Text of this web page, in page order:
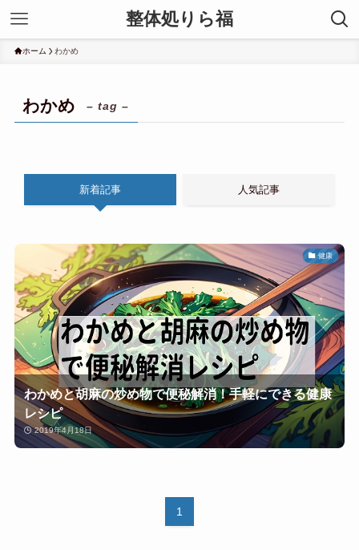
整体処りら福
ホーム わかめ
わかめ – tag –
新着記事 人気記事
健康
わかめと胡麻の炒め物で便秘解消！手軽にできる健康
レシピ
2019年4月18日
1